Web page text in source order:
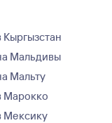
Кыргызстан
Мальдивы
Мальту
Марокко
Мексику